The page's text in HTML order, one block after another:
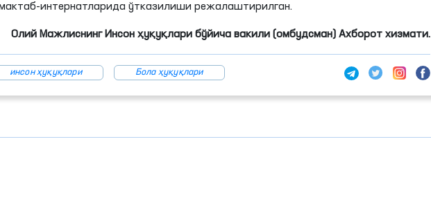
интернатларида ўтказилиши режалаштирилган.
Олий Мажлиснинг Инсон ҳуқуқлари бўйича вакили (омбудсман) Ахборот хизмати.
инсон ҳуқуқлари Бола ҳуқуқлари